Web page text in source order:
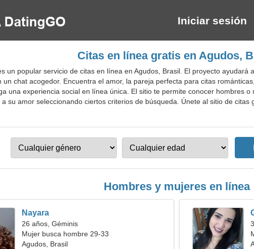
Iniciar sesión
Citas en línea gratis en Agudos,
un popular servicio de citas en línea en Agudos, Brasil. El proyecto
un chat acogedor. Encuentra el amor, la pareja perfecta para citas
una experiencia social en línea única. El sitio te permite conocer hombres
su amor seleccionando ciertos criterios de búsqueda. Únete al sitio de
Hombres y mujeres en línea
Nayara
26 años, Géminis
Mujer busca hombre 29-33
Agudos, Brasil